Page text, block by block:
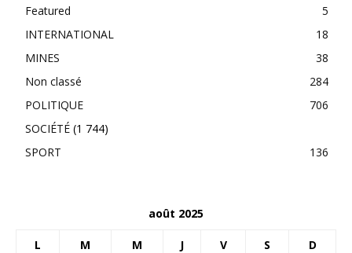
Featured
5
INTERNATIONAL
18
MINES
38
Non classé
284
POLITIQUE
706
SOCIÉTÉ (1 744)
SPORT
136
août 2025
L M M J V S D